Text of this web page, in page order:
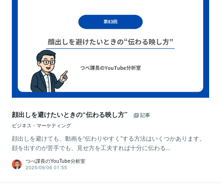
顔出しを避けたいときの“伝わる映し方”
記事
ビジネス・マーケティング
顔出しを避けても、動画を“伝わりやすく”する方法はいくつかあります。
顔を出すのが苦手でも、見せ方を工夫すれば十分に伝わる...
つべ課長のYouTube分析室
2025/09/06 01:55